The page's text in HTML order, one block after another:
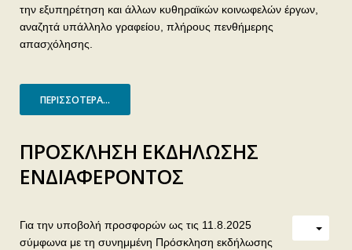
την εξυπηρέτηση και άλλων κυθηραϊκών κοινωφελών έργων,
αναζητά υπάλληλο γραφείου, πλήρους πενθήμερης
απασχόλησης.
ΠΕΡΙΣΣΌΤΕΡΑ...
ΠΡΟΣΚΛΗΣΗ ΕΚΔΗΛΩΣΗΣ
ΕΝΔΙΑΦΕΡΟΝΤΟΣ
Για την υποβολή προσφορών ως τις 11.8.2025
σύμφωνα με τη συνημμένη Πρόσκληση εκδήλωσης